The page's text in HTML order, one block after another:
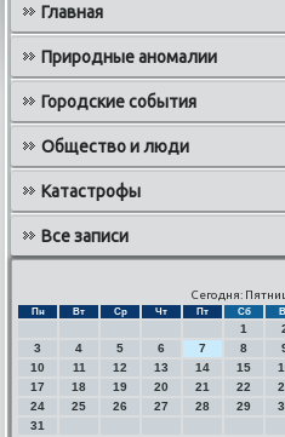
Главная
Природные аномалии
Городские события
Общество и люди
Катастрофы
Все записи
Сегодня:
Пн Вт Ср Чт Пт Сб
1
3
4 5 6 7 8
10
11 12 13 14 15
17
18 19 20 21 22
24
25 26 27 28 29
31